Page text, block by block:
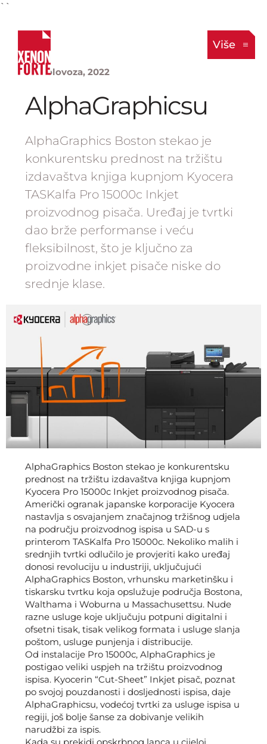
``
Više
25. kolovoza, 2022
AlphaGraphicsu
AlphaGraphics Boston stekao je
konkurentsku prednost na tržištu
izdavaštva knjiga kupnjom Kyocera
TASKalfa Pro 15000c Inkjet
proizvodnog pisača. Uređaj je tvrtki
dao brže performanse i veću
fleksibilnost, što je ključno za
proizvodne inkjet pisače niske do
srednje klase.
AlphaGraphics Boston stekao je konkurentsku
prednost na tržištu izdavaštva knjiga kupnjom
Kyocera Pro 15000c Inkjet proizvodnog pisača.
Američki ogranak japanske korporacije Kyocera
nastavlja s osvajanjem značajnog tržišnog udjela
na području proizvodnog ispisa u SAD-u s
printerom TASKalfa Pro 15000c. Nekoliko malih i
srednjih tvrtki odlučilo je provjeriti kako uređaj
donosi revoluciju u industriji, uključujući
AlphaGraphics Boston, vrhunsku marketinšku i
tiskarsku tvrtku koja opslužuje područja Bostona,
Walthama i Woburna u Massachusettsu. Nude
razne usluge koje uključuju potpuni digitalni i
ofsetni tisak, tisak velikog formata i usluge slanja
poštom, usluge punjenja i distribucije.
Od instalacije Pro 15000c, AlphaGraphics je
postigao veliki uspjeh na tržištu proizvodnog
ispisa. Kyocerin “Cut-Sheet” Inkjet pisač, poznat
po svojoj pouzdanosti i dosljednosti ispisa, daje
AlphaGraphicsu, vodećoj tvrtki za usluge ispisa u
regiji, još bolje šanse za dobivanje velikih
narudžbi za ispis.